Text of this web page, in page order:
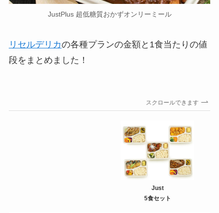
JustPlus 超低糖質おかずオンリーミール
リセルデリカの各種プランの金額と1食当たりの値
段をまとめました！
スクロールできます
Just
5食セット